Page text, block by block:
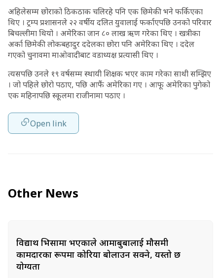
अहिलेसम्म छोराको ठिकठाक चलिरहे पनि एक छिमेकी भने फर्किएका
थिए । ट्रम्प प्रशासनले २२ वर्षीय दलित युवालाई फर्काएपछि उनको परिवार
बिचल्लीमा थियो । अमेरिका जान ८० लाख ऋण गरेका थिए । खत्रीका
अर्का छिमेकी लोकबहादुर ददेलका छोरा पनि अमेरिका थिए । ददेल
गएको चुनावमा माओवादीबाट वडाध्यक्ष प्रत्यासी थिए ।
त्यसपछि उनले १९ वर्षसम्म स्थायी शिक्षक भएर काम गरेका साथी सम्झिए
। जो पहिले छोरो पठाए, पछि आफैं अमेरिका गए । आफू अमेरिका पुगेको
एक महिनापछि स्कूलमा राजीनामा पठाए ।
Open link
Other News
विद्यार्थी भिसामा भएकाले आमाबुबालाई मौसमी
कामदारका रूपमा कोरिया बोलाउन सक्ने, यस्तो छ
योग्यता